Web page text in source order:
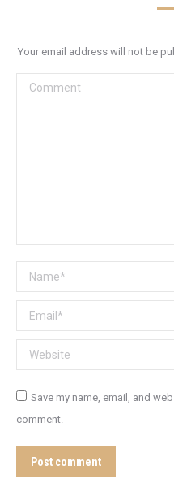
Your email address will not be
Comment
Name *
Email *
Website
Save my name, email, and
comment.
Post comment